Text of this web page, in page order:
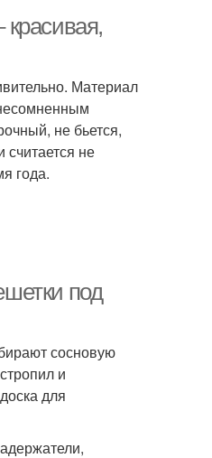
Материал
не бьется,
не
года.
под
сосновую
и
для